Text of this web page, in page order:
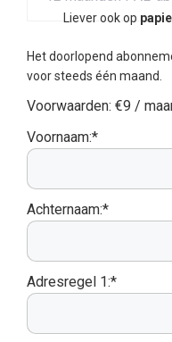
Liever ook op
Het doorlopend
voor steeds één maand.
Voorwaarden: €9 /
Voornaam:*
Achternaam:*
Adresregel 1:*